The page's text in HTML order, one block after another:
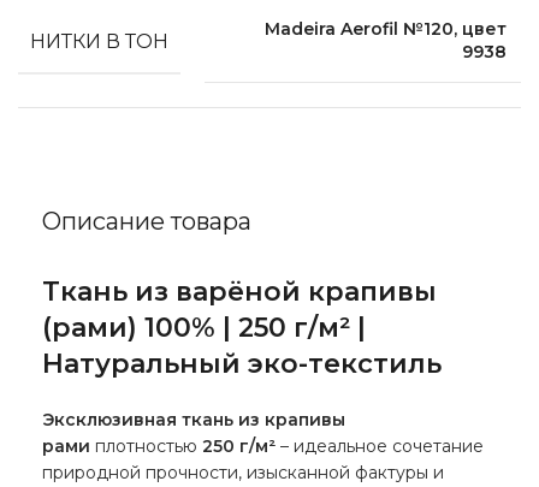
Описание товара
Ткань из варёной крапивы
(рами) 100% | 250 г/м² |
Натуральный эко-текстиль
Эксклюзивная ткань из крапивы
рами плотностью 250 г/м² – идеальное сочетание
природной прочности, изысканной фактуры и
НИТКИ В ТОН
Madeira Aerofil №120, цвет
9938